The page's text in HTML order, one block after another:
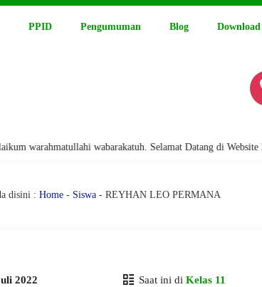
PPID Pengumuman Blog Download
warahmatullahi wabarakatuh. Selamat Datang di Website
disini : Home - Siswa - REYHAN LEO PERMANA
2022 Saat ini di Kelas 11